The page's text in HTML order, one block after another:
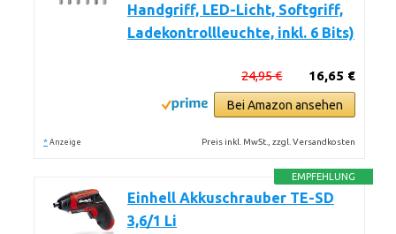
Handgriff, LED-Licht, Softgriff,
Ladekontrollleuchte, inkl. 6 Bits)
16,65 €
24,95 €
Bei Amazon ansehen
* Anzeige Preis inkl. MwSt., zzgl. Versandkosten
EMPFEHLUNG
Einhell Akkuschrauber TE-SD
3,6/1 Li